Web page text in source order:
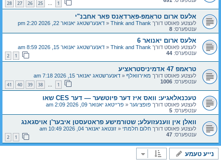
1
25
26
27
28
אלעס ארום טראָמפּ-פּאַרדאָנס פאר אחבנ"י
לעצטע פאוסט דורך Think and Thank
« דאנערשטאג יאנואר 22, 2026 2:20 pm
ענטפערס: 8
אלעס ארום יאנואר 6
לעצטע פאוסט דורך Think and Thank
« דאנערשטאג יאנואר 15, 2026 8:59 am
ענטפערס: 44
1
2
טראמפ 47 אדמיניסטראציע
לעצטע פאוסט דורך מאירוואלף « דאנערשטאג יאנואר 15, 2026 7:18 am
ענטפערס: 1006
1
…
38
39
40
41
טעכנאלאגיע: וואס איז דער פיוטשער — דער CES שאו
לעצטע פאוסט דורך פופציגער « פרייטאג יאנואר 09, 2026 2:09 am
ענטפערס: 5
וואלן אין ווענעזועלע; שטורמישע פראטעסטן איבער'ן אויסגאנג
לעצטע פאוסט דורך חלום חלמתי « זונטאג יאנואר 04, 2026 10:49 am
ענטפערס: 47
1
2
נייע טעמע